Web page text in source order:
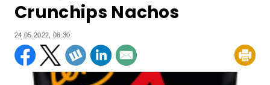
Crunchips Nachos
24.05.2022, 08:30